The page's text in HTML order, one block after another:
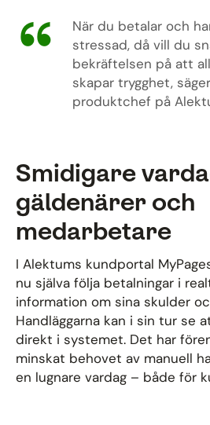
När du betalar och
stressad, då vill du
bekräftelsen på att
skapar trygghet,
produktchef på
Smidigare
gäldenärer och
medarbetare
I Alektums kundportal
nu själva följa betalningar i
information om sina skulder
Handläggarna kan i sin tur se
direkt i systemet. Det har
minskat behovet av manuell
en lugnare vardag – både för